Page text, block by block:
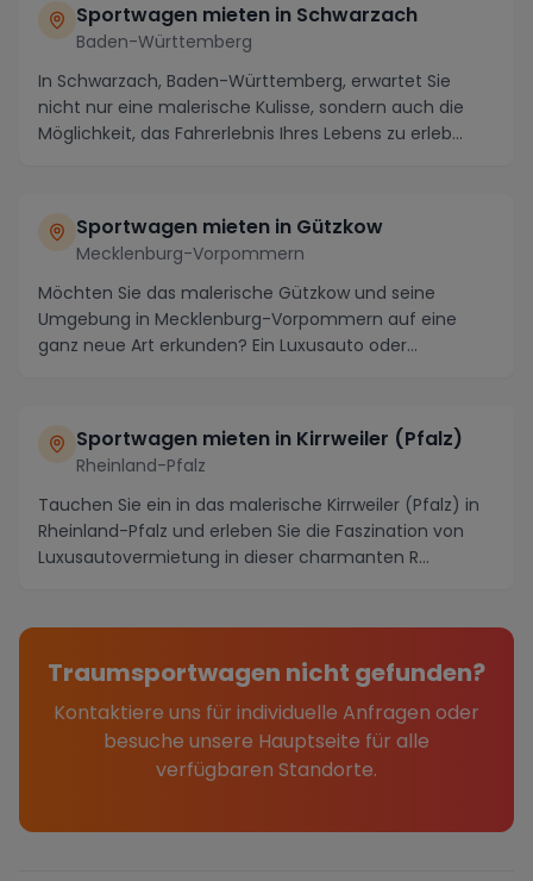
Sportwagen mieten in Schwarzach
Baden-Württemberg
In Schwarzach, Baden-Württemberg, erwartet Sie
nicht nur eine malerische Kulisse, sondern auch die
Möglichkeit, das Fahrerlebnis Ihres Lebens zu erleb...
Sportwagen mieten in Gützkow
Mecklenburg-Vorpommern
Möchten Sie das malerische Gützkow und seine
Umgebung in Mecklenburg-Vorpommern auf eine
ganz neue Art erkunden? Ein Luxusauto oder
Sportwagen mieten in Kirrweiler (Pfalz)
Rheinland-Pfalz
Tauchen Sie ein in das malerische Kirrweiler (Pfalz) in
Rheinland-Pfalz und erleben Sie die Faszination von
Luxusautovermietung in dieser charmanten R...
Traumsportwagen nicht gefunden?
Kontaktiere uns für individuelle Anfragen oder
besuche unsere Hauptseite für alle
verfügbaren Standorte.